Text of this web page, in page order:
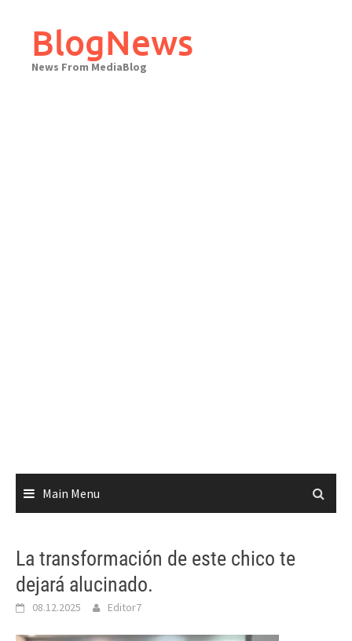
contentBlogNews
News From MediaBlog
Main Menu
La transformación de este chico te
dejará alucinado.
08.12.2025 Editor7